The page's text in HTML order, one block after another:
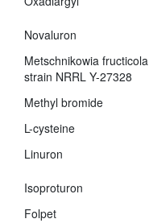
Novaluron
Metschnikowia fructicola
strain NRRL Y-27328
Methyl bromide
L-cysteine
Linuron
Isoproturon
Folpet